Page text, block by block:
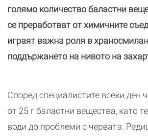
голямо количество баластни
се преработват от химичните
играят важна роля в
поддържането на нивото на
Според специалистите всеки ден
от 25 г баластни вещества, като
води до проблеми с червата.